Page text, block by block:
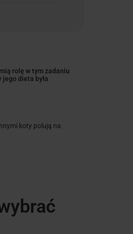
rolę w tym zadaniu
jego dieta była
koty polują na